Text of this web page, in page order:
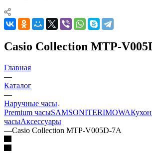
Casio Collection MTP-
Главная
—
Каталог
—
Наручные часы
Premium часыSAMSONITERIMOWA
часыАксессуары
—Casio Collection MTP-V005D-7A